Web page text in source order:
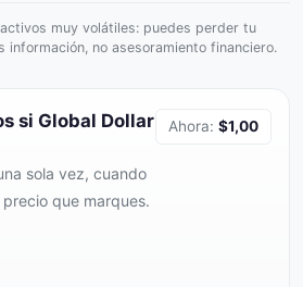
muy volátiles: puedes perder tu
información, no asesoramiento financiero.
si Global Dollar
sola vez, cuando
precio que marques.
Ahora: $1,00